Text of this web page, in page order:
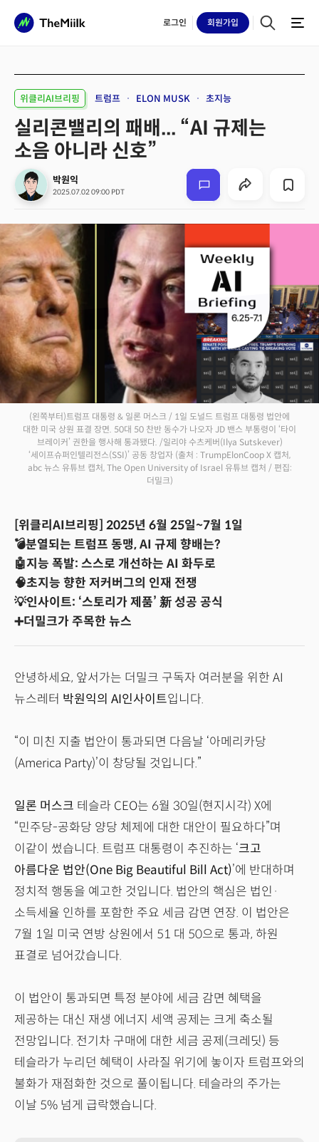
로그인 회원가입
위클리AI브리핑 트럼프 ELON MUSK 초지능
실리콘밸리의 패배... “AI 규제는
소음 아니라 신호”
박원익
2025.07.02 09:00 PDT
(왼쪽부터)트럼프 대통령 & 일론 머스크 / 1일 도널드 트럼프 대통령 법안에
대한 미국 상원 표결 장면. 50대 50 찬반 동수가 나오자 JD 밴스 부통령이 ‘타이
브레이커’ 권한을 행사해 통과됐다. /일리야 수츠케버(Ilya Sutskever)
‘세이프슈퍼인텔리전스(SSI)’ 공동 창업자 (출처 : TrumpElonCoop X 캡처,
abc 뉴스 유튜브 캡처, The Open University of Israel 유튜브 캡처 / 편집:
더밀크)
[위클리AI브리핑] 2025년 6월 25일~7월 1일
💣분열되는 트럼프 동맹, AI 규제 향배는?
🤖지능 폭발: 스스로 개선하는 AI 화두로
🧠초지능 향한 저커버그의 인재 전쟁
💡인사이트: ‘스토리가 제품’ 新 성공 공식
➕더밀크가 주목한 뉴스
안녕하세요, 앞서가는 더밀크 구독자 여러분을 위한 AI
뉴스레터 박원익의 AI인사이트입니다.
“이 미친 지출 법안이 통과되면 다음날 ‘아메리카당
(America Party)’이 창당될 것입니다.”
일론 머스크 테슬라 CEO는 6월 30일(현지시각) X에
“민주당-공화당 양당 체제에 대한 대안이 필요하다”며
이같이 썼습니다. 트럼프 대통령이 추진하는 ‘크고
아름다운 법안(One Big Beautiful Bill Act)’에 반대하며
정치적 행동을 예고한 것입니다. 법안의 핵심은 법인·
소득세율 인하를 포함한 주요 세금 감면 연장. 이 법안은
7월 1일 미국 연방 상원에서 51 대 50으로 통과, 하원
표결로 넘어갔습니다.
이 법안이 통과되면 특정 분야에 세금 감면 혜택을
제공하는 대신 재생 에너지 세액 공제는 크게 축소될
전망입니다. 전기차 구매에 대한 세금 공제(크레딧) 등
테슬라가 누리던 혜택이 사라질 위기에 놓이자 트럼프와의
불화가 재점화한 것으로 풀이됩니다. 테슬라의 주가는
이날 5% 넘게 급락했습니다.